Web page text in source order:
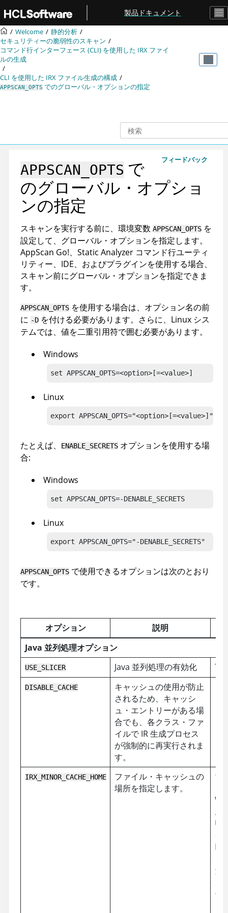
メインコンテンツにジャンプ
製品ドキュメント
Welcome
静的分析
セキュリティーの脆弱性のスキャン
コマンド行インターフェース (CLI) を使用した IRX ファイ
ルの生成
CLI を使用した IRX ファイル生成の構成
APPSCAN_OPTS でのグローバル・オプションの指定
フィードバック
APPSCAN_OPTS で
のグローバル・オプショ
ンの指定
スキャンを実行する前に、環境変数 APPSCAN_OPTS を
設定して、グローバル・オプションを指定します。
AppScan Go!、 Static Analyzer コマンド行ユーティ
リティー、IDE、およびプラグインを使用する場合、
スキャン前にグローバル・オプションを指定できま
す。
APPSCAN_OPTS を使用する場合は、オプション名の前
に -D を付ける必要があります。さらに、Linux シス
テムでは、値を二重引用符で囲む必要があります。
Windows
set APPSCAN_OPTS=<option>[=<value>]
Linux
export APPSCAN_OPTS="<option>[=<value>]"
たとえば、 ENABLE_SECRETS オプションを使用する場
合:
Windows
set APPSCAN_OPTS=-DENABLE_SECRETS
Linux
export APPSCAN_OPTS="-DENABLE_SECRETS"
APPSCAN_OPTS で使用できるオプションは次のとおり
です。
オプション
説明
Java 並列処理オプション
USE_SLICER Java 並列処理の有効化
DISABLE_CACHE
キャッシュの使用が防止
されるため、キャッシ
ュ・エントリーがある場
合でも、各クラス・ファ
イルで IR 生成プロセス
が強制的に再実行されま
す。
IRX_MINOR_CACHE_HOME
ファイル・キャッシュの
場所を指定します。
マ
グ
お
イ
た
ー